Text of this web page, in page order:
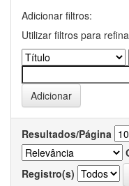
Adicionar filtros:
Utilizar filtros para
Resultados/Página
Registro(s)